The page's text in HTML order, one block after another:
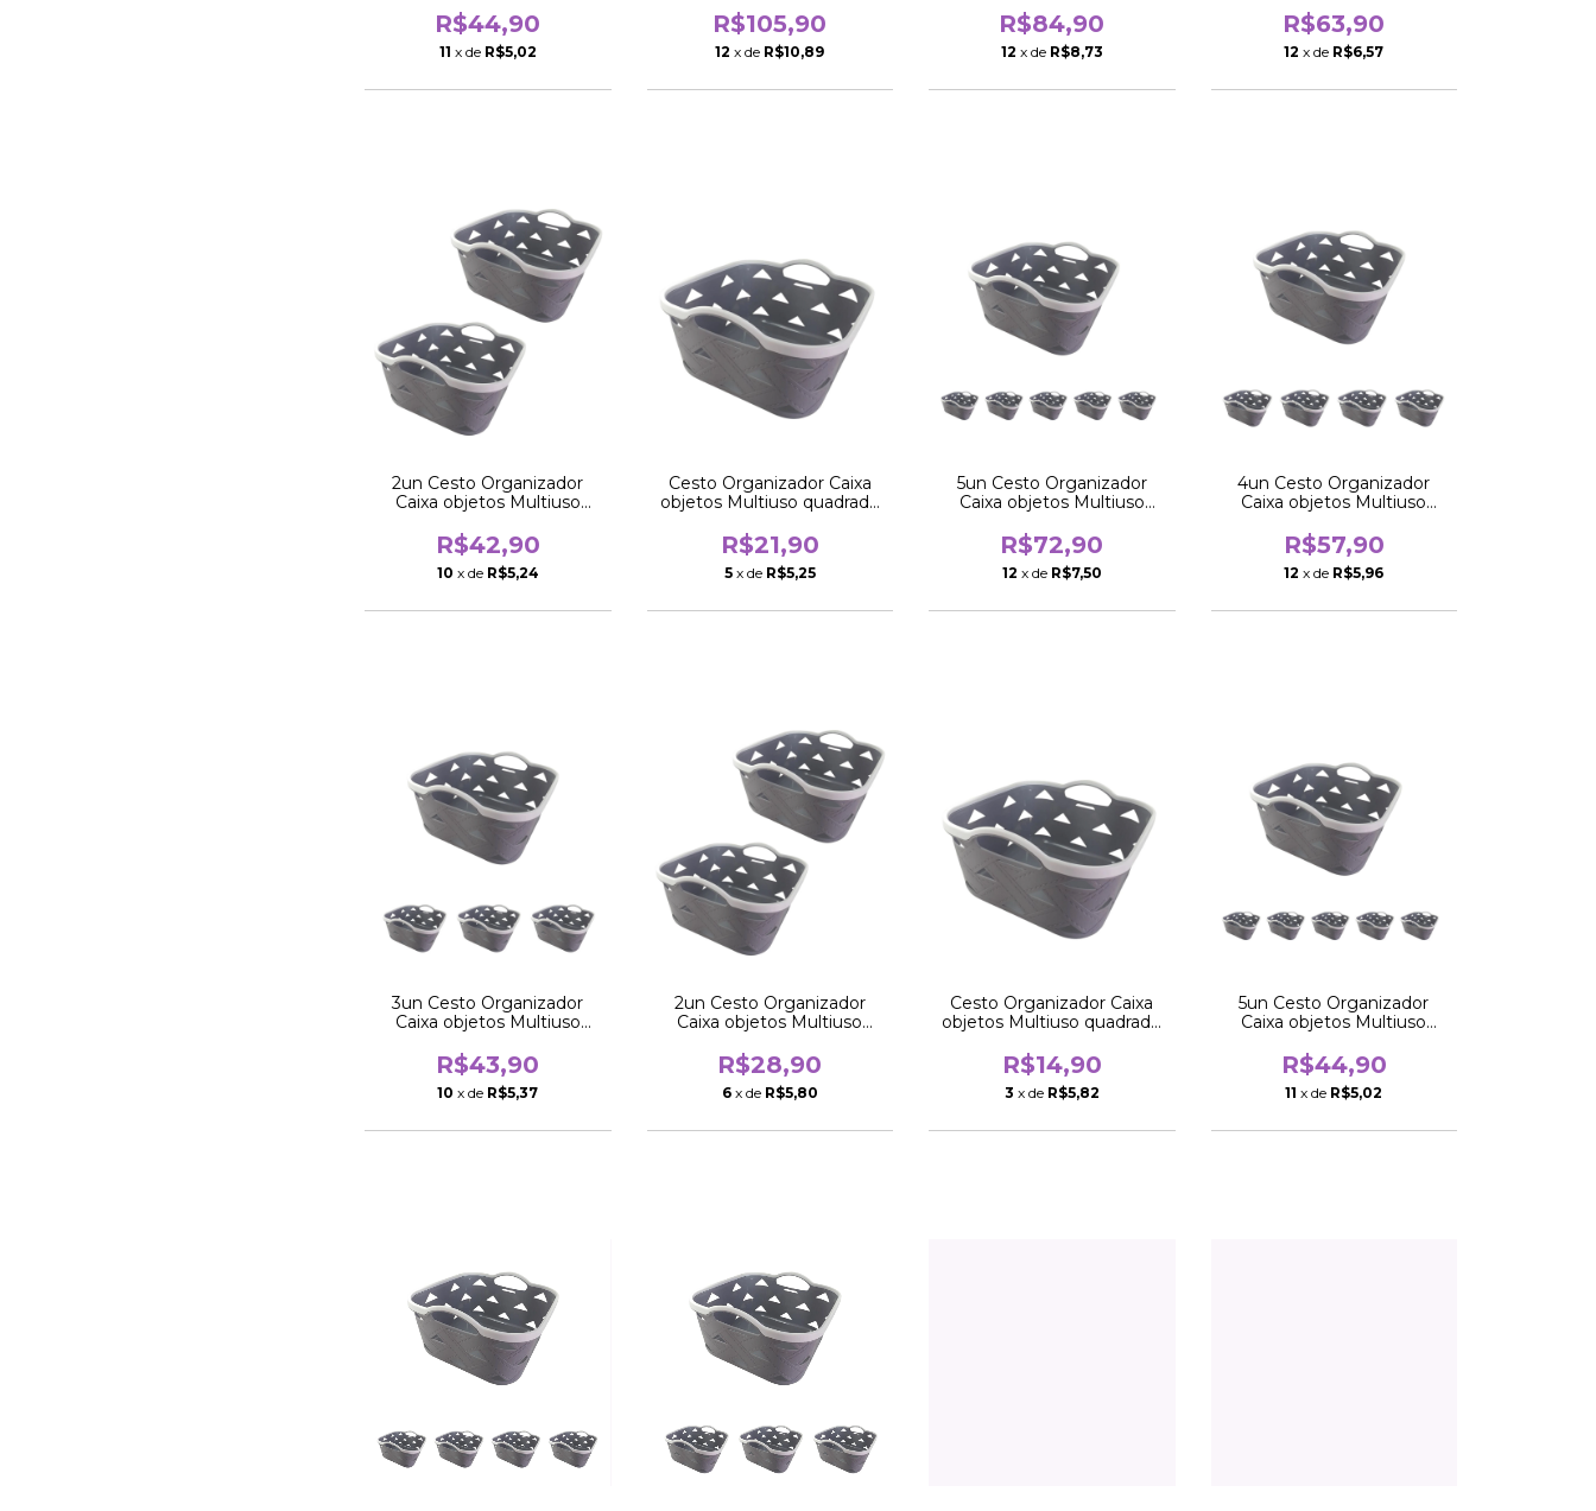
R$44,90
11 x de R$5,02
R$105,90
12 x de R$10,89
R$84,90
12 x de R$8,73
R$63,90
12 x de R$6,57
2un Cesto Organizador
Caixa objetos Multiuso
R$42,90
10 x de R$5,24
Cesto Organizador Caixa
objetos Multiuso quadrado
R$21,90
5 x de R$5,25
5un Cesto Organizador
Caixa objetos Multiuso
R$72,90
12 x de R$7,50
4un Cesto Organizador
Caixa objetos Multiuso
R$57,90
12 x de R$5,96
3un Cesto Organizador
Caixa objetos Multiuso
R$43,90
10 x de R$5,37
2un Cesto Organizador
Caixa objetos Multiuso
R$28,90
6 x de R$5,80
Cesto Organizador Caixa
objetos Multiuso quadrado
R$14,90
3 x de R$5,82
5un Cesto Organizador
Caixa objetos Multiuso
R$44,90
11 x de R$5,02